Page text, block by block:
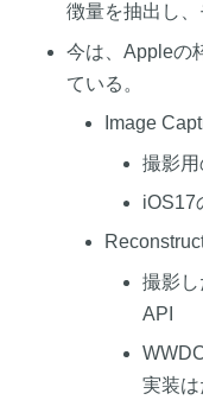
徴量を抽出し
今は、Appleの
ている。
Image
撮影用
iOS17
撮影し
API
実装は